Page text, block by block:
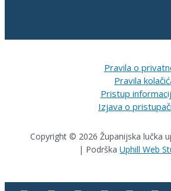
Pravila o
Pravila
Pristup
Izjava o
Copyright © 2026 Županijska lučka
| Podrška Uphill Web